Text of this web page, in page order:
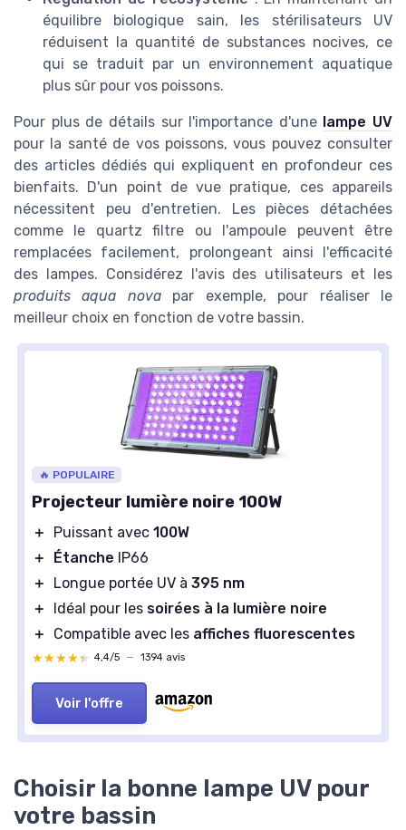
équilibre biologique sain, les stérilisateurs UV
réduisent la quantité de substances nocives, ce
qui se traduit par un environnement aquatique
plus sûr pour vos poissons.
Pour plus de détails sur l'importance d'une lampe UV
pour la santé de vos poissons, vous pouvez consulter
des articles dédiés qui expliquent en profondeur ces
bienfaits. D'un point de vue pratique, ces appareils
nécessitent peu d'entretien. Les pièces détachées
comme le quartz filtre ou l'ampoule peuvent être
remplacées facilement, prolongeant ainsi l'efficacité
des lampes. Considérez l'avis des utilisateurs et les
produits aqua novapar exemple, pour réaliser le
meilleur choix en fonction de votre bassin.
🔥 POPULAIRE
Projecteur lumière noire 100W
＋ Puissant avec 100W
＋
Étanche IP66
＋
Longue portée UV à 395 nm
＋
Idéal pour les soirées à la lumière noire
＋
Compatible avec les affiches fluorescentes
★★★★★
★★★★★ 4,4/5 — 1394 avis
Voir l'offre
Choisir la bonne lampe UV pour
votre bassin